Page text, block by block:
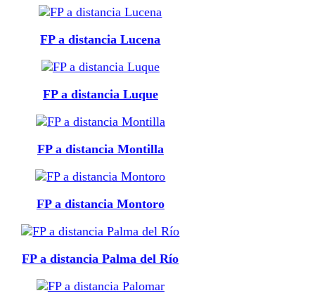
FP a distancia Lucena
FP a distancia Luque
FP a distancia Montilla
FP a distancia Montoro
FP a distancia Palma del Río